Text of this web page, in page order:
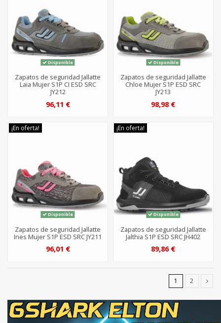
Disponible
Zapatos de seguridad Jallatte
Laia Mujer S1P CI ESD SRC
JY212
96,11 €
Disponible
Zapatos de seguridad Jallatte
Chloe Mujer S1P ESD SRC
JY213
98,98 €
¡En oferta!
Disponible
Zapatos de seguridad Jallatte
Ines Mujer S1P ESD SRC JY211
96,01 €
¡En oferta!
Disponible
Zapatos de seguridad Jallatte
Jalthia S1P ESD SRC JH402
89,86 €
1 2